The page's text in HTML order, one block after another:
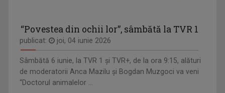
“Povestea din ochii lor”, sâmbătă la TVR 1
publicat: joi, 04 iunie 2026
Sâmbătă 6 iunie, la TVR 1 și TVR+, de la ora 9:15, alături
de moderatorii Anca Mazilu şi Bogdan Muzgoci va veni
“Doctorul animalelor ...